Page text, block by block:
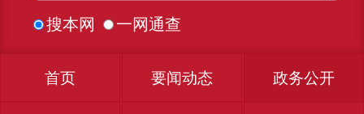
搜本网 一网通查
首页 要闻动态 政务公开